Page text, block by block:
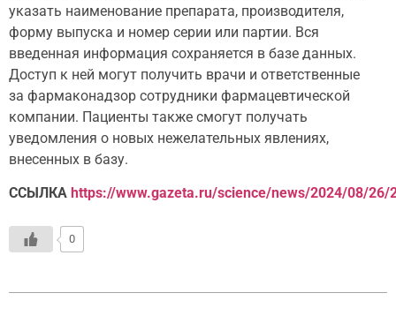
указать наименование препарата, производителя,
форму выпуска и номер серии или партии. Вся
введенная информация сохраняется в базе данных.
Доступ к ней могут получить врачи и ответственные
за фармаконадзор сотрудники фармацевтической
компании. Пациенты также смогут получать
уведомления о новых нежелательных явлениях,
внесенных в базу.
ССЫЛКА https://www.gazeta.ru/science/news/2024/08/26/
0